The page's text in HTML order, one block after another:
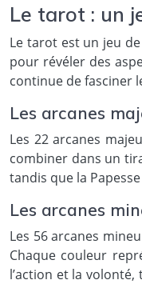
Le tarot : un
Le tarot est un jeu
pour révéler des
continue de fasciner
Les arcanes
Les 22 arcanes
combiner dans un
tandis que la
Les arcanes
Les 56 arcanes
Chaque couleur
l’action et la